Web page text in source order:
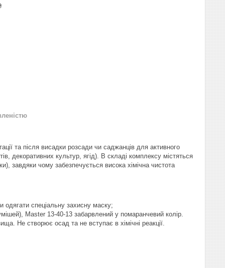
та після висадки розсади чи саджанців для активного
декоративних культур, ягід). В складі комплексу містяться
завдяки чому забезпечується висока хімічна чистота
одягати спеціальну захисну маску;
Master 13-40-13 забарвлений у помаранчевий колір.
Не створює осад та не вступає в хімічні реакції.